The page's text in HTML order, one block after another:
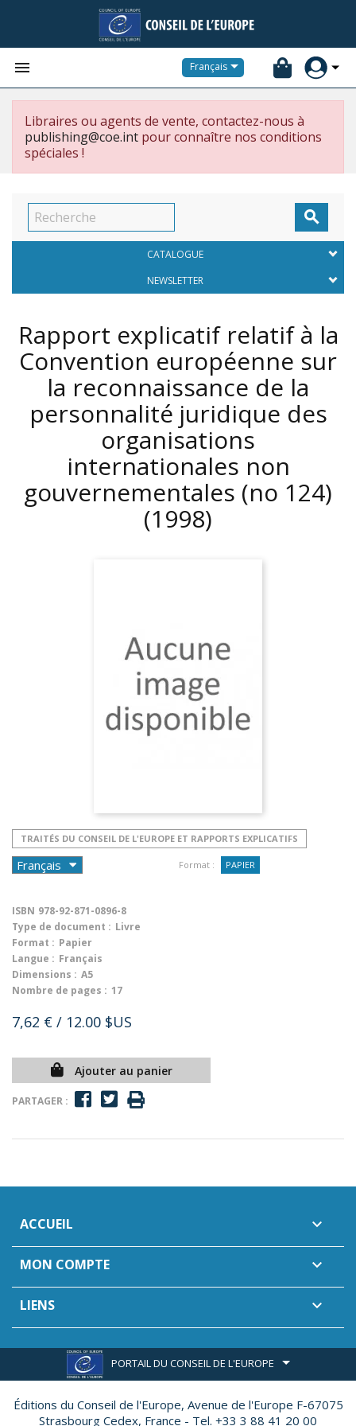
 Français
Libraires ou agents de vente, contactez-nous à
publishing@coe.int pour connaître nos conditions
spéciales !

CATALOGUE
NEWSLETTER
Rapport explicatif relatif à la
Convention européenne sur
la reconnaissance de la
personnalité juridique des
organisations
internationales non
gouvernementales (no 124)
(1998)
TRAITÉS DU CONSEIL DE L'EUROPE ET RAPPORTS EXPLICATIFS
Format : PAPIER
ISBN 978-92-871-0896-8
Type de document : Livre
Format : Papier
Langue : Français
Dimensions : A5
Nombre de pages : 17
7,62 € / 12.00 $US
Ajouter au panier
PARTAGER :
ACCUEIL 
MON COMPTE 
LIENS 
PORTAIL DU CONSEIL DE L'EUROPE
Éditions du Conseil de l'Europe, Avenue de l'Europe F-67075
Strasbourg Cedex, France - Tel. +33 3 88 41 20 00